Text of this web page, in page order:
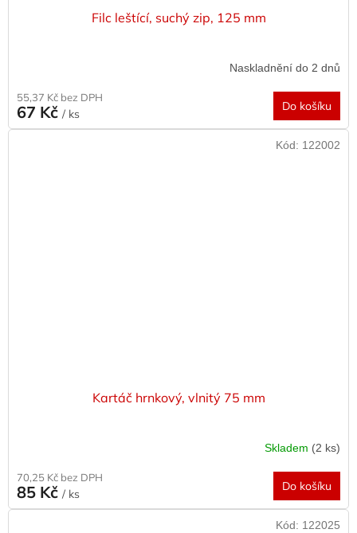
Filc leštící, suchý zip, 125 mm
Naskladnění do 2 dnů
55,37 Kč bez DPH
67 Kč / ks
Do košíku
Kartáč hrnkový, vlnitý 75 mm
Skladem (2 ks)
70,25 Kč bez DPH
85 Kč / ks
Do košíku
Kód: 122002
Kód: 122025